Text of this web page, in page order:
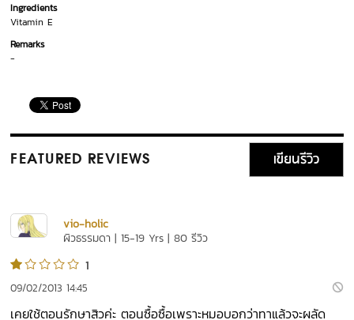
Ingredients
Vitamin E
Remarks
-
FEATURED REVIEWS เขียนรีวิว
vio-holic
ผิวธรรมดา | 15-19 Yrs | 80 รีวิว
1
09/02/2013 14:45
เคยใช้ตอนรักษาสิวค่ะ ตอนซื้อซื้อเพราะหมอบอกว่าทาแล้วจะผลัด